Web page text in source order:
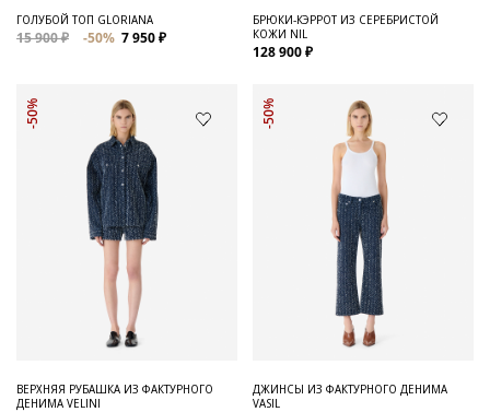
ГОЛУБОЙ ТОП GLORIANA
15 900 ₽ -50% 7 950 ₽
БРЮКИ-КЭРРОТ ИЗ СЕРЕБРИСТОЙ
КОЖИ NIL
128 900 ₽
-50%
ВЕРХНЯЯ РУБАШКА ИЗ ФАКТУРНОГО
ДЕНИМА VELINI
-50%
ДЖИНСЫ ИЗ ФАКТУРНОГО ДЕНИМА
VASIL